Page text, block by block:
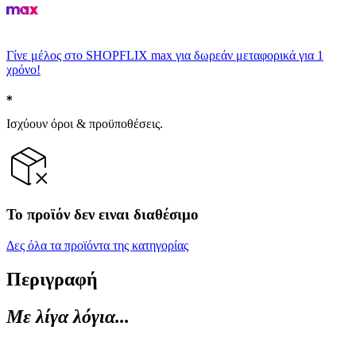
Γίνε μέλος στο SHOPFLIX max για δωρεάν μεταφορικά για 1
χρόνο!
Ισχύουν όροι & προϋποθέσεις.
Το προϊόν δεν ειναι διαθέσιμο
Δες όλα τα προϊόντα της κατηγορίας
Περιγραφή
Με λίγα λόγια...